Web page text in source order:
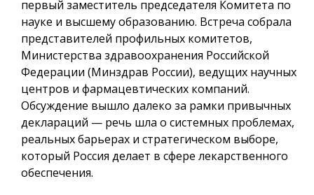
первый заместитель председателя Комитета по
науке и высшему образованию. Встреча собрала
представителей профильных комитетов,
Министерства здравоохранения Российской
Федерации (Минздрав России), ведущих научных
центров и фармацевтических компаний.
Обсуждение вышло далеко за рамки привычных
деклараций — речь шла о системных проблемах,
реальных барьерах и стратегическом выборе,
который Россия делает в сфере лекарственного
обеспечения.